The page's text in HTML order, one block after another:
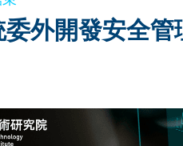
委外開發安全管